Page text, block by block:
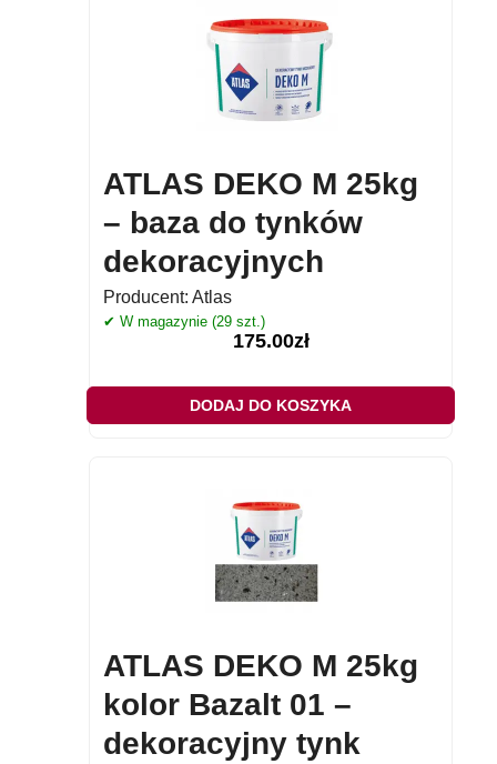
ATLAS DEKO M 25kg
– baza do tynków
dekoracyjnych
Producent: Atlas
✔ W magazynie (29 szt.)
175.00zł
DODAJ DO KOSZYKA
ATLAS DEKO M 25kg
kolor Bazalt 01 –
dekoracyjny tynk